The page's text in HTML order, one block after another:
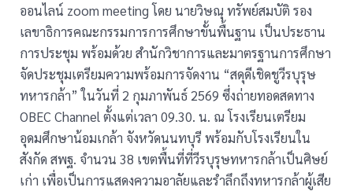
ออนไลน์ zoom meeting โดย นายวิษณุ ทรัพย์สมบัติ รอง
เลขาธิการคณะกรรมการการศึกษาขั้นพื้นฐาน เป็นประธาน
การประชุม พร้อมด้วย สำนักวิชาการและมาตรฐานการศึกษา
จัดประชุมเตรียมความพร้อมการจัดงาน “สดุดีเชิดชูวีรบุรุษ
ทหารกล้า” ในวันที่ 2 กุมภาพันธ์ 2569 ซึ่งถ่ายทอดสดทาง
OBEC Channel ตั้งแต่เวลา 09.30. น. ณ โรงเรียนเตรียม
อุดมศึกษาน้อมเกล้า จังหวัดนนทบุรี พร้อมกับโรงเรียนใน
สังกัด สพฐ. จำนวน 38 เขตพื้นที่ที่วีรบุรุษทหารกล้าเป็นศิษย์
เก่า เพื่อเป็นการแสดงความอาลัยและรำลึกถึงทหารกล้าผู้เสีย